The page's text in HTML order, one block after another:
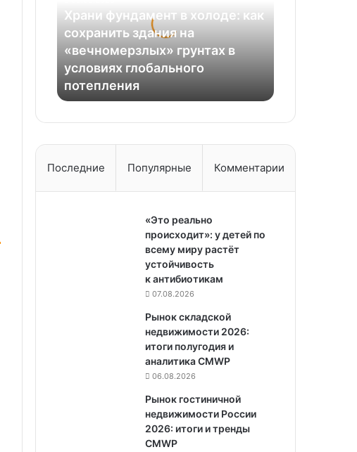
как
здания
на
«вечномерзлых»
грунтах
в
потепления
Храни фундамент в холоде: как
сохранить здания на
«вечномерзлых» грунтах в
условиях глобального
потепления
Последние Популярные Комментарии
«Это реально
происходит»: у детей по
всему миру растёт
устойчивость
к антибиотикам
07.08.2026
Рынок складской
недвижимости 2026:
итоги полугодия и
аналитика CMWP
06.08.2026
Рынок гостиничной
недвижимости России
2026: итоги и тренды
CMWP